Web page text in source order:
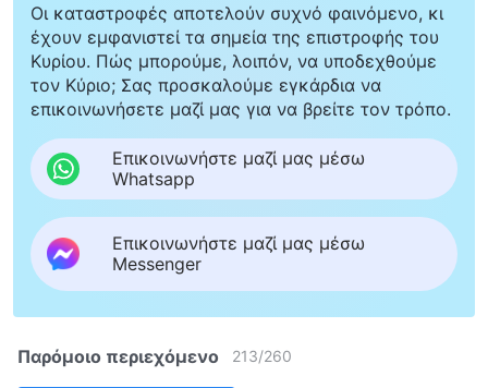
Οι καταστροφές αποτελούν συχνό φαινόμενο, κι
έχουν εμφανιστεί τα σημεία της επιστροφής του
Κυρίου. Πώς μπορούμε, λοιπόν, να υποδεχθούμε
τον Κύριο; Σας προσκαλούμε εγκάρδια να
επικοινωνήσετε μαζί μας για να βρείτε τον τρόπο.
Επικοινωνήστε μαζί μας μέσω
Whatsapp
Επικοινωνήστε μαζί μας μέσω
Messenger
Παρόμοιο περιεχόμενο 213/260